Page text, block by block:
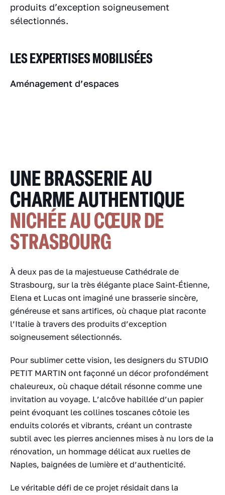
produits d’exception soigneusement
sélectionnés.
LES EXPERTISES MOBILISÉES
Aménagement d’espaces
UNE BRASSERIE AU
CHARME AUTHENTIQUE
NICHÉE AU CŒUR DE
STRASBOURG
À deux pas de la majestueuse Cathédrale de
Strasbourg, sur la très élégante place Saint-Étienne,
Elena et Lucas ont imaginé une brasserie sincère,
généreuse et sans artifices, où chaque plat raconte
l’Italie à travers des produits d’exception
soigneusement sélectionnés.
Pour sublimer cette vision, les designers du STUDIO
PETIT MARTIN ont façonné un décor profondément
chaleureux, où chaque détail résonne comme une
invitation au voyage. L’alcôve habillée d’un papier
peint évoquant les collines toscanes côtoie les
enduits colorés et vibrants, créant un contraste
subtil avec les pierres anciennes mises à nu lors de la
rénovation, un hommage délicat aux ruelles de
Naples, baignées de lumière et d’authenticité.
Le véritable défi de ce projet résidait dans la